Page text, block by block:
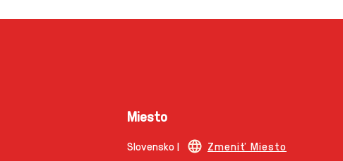
Miesto
Slovensko | Zmeniť Miesto